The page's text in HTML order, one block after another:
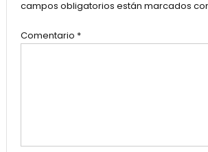
campos obligatorios están marcados
Comentario *